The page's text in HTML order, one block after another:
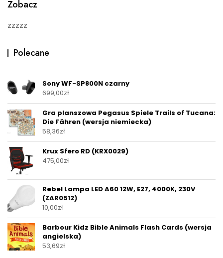
Zobacz
zzzzz
Polecane
Sony WF-SP800N czarny
699,00zł
Gra planszowa Pegasus Spiele Trails of Tucana:
Die Fähren (wersja niemiecka)
58,36zł
Krux Sfero RD (KRX0029)
475,00zł
Rebel Lampa LED A60 12W, E27, 4000K, 230V
(ZAR0512)
10,00zł
Barbour Kidz Bible Animals Flash Cards (wersja
angielska)
53,69zł